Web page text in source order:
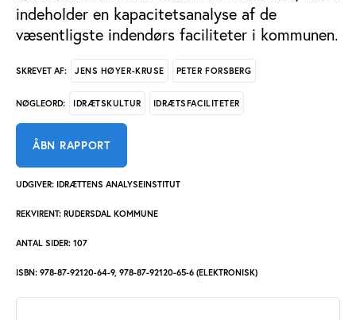
indeholder en kapacitetsanalyse af de
væsentligste indendørs faciliteter i kommunen.
SKREVET AF: JENS HØYER-KRUSE PETER FORSBERG
NØGLEORD: IDRÆTSKULTUR IDRÆTSFACILITETER
ÅBN RAPPORT
UDGIVER: IDRÆTTENS ANALYSEINSTITUT
REKVIRENT: RUDERSDAL KOMMUNE
ANTAL SIDER: 107
ISBN: 978-87-92120-64-9, 978-87-92120-65-6 (ELEKTRONISK)